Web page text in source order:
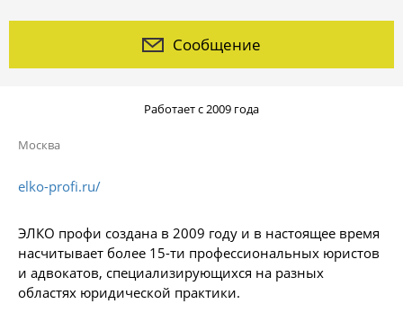
Сообщение
Работает с 2009 года
Москва
elko-profi.ru/
ЭЛКО профи создана в 2009 году и в настоящее время
насчитывает более 15-ти профессиональных юристов
и адвокатов, специализирующихся на разных
областях юридической практики.